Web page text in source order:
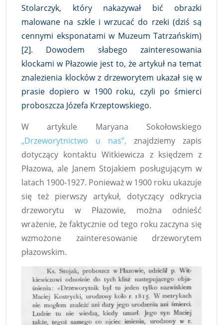
Stolarczyk, który nakazywał bić obrazki
malowane na szkle i wrzucać do rzeki (dziś są
cennymi eksponatami w Muzeum Tatrzańskim)
[2]. Dowodem słabego zainteresowania
klockami w Płazowie jest to, że artykuł na temat
znalezienia klocków z drzeworytem ukazał się w
prasie dopiero w 1900 roku, czyli po śmierci
proboszcza Józefa Krzeptowskiego.
W artykule Maryana Sokołowskiego
„Drzeworytnictwo u nas”, znajdziemy zapis
dotyczący kontaktu Witkiewicza z księdzem z
Płazowa, ale Janem Stojakiem posługującym w
latach 1900-1927. Ponieważ w 1900 roku ukazuje
się też pierwszy artykuł, dotyczący odkrycia
drzeworytu w Płazowie, można odnieść
wrażenie, że faktycznie od tego roku zaczyna się
wzmożone zainteresowanie drzeworytem
płazowskim.